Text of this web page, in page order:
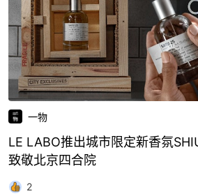
一物
LE LABO推出城市限定新香氛
致敬北京四合院
2